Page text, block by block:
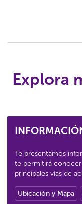
Explora
Te presentamos
te permitirá conocer
principales vías de
Ubicación y Mapa